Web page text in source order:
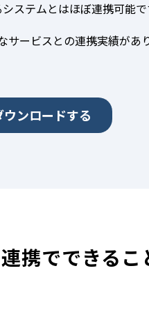
ステムとはほぼ連携可能で
ービスとの連携実績があり
ンロードする
携でできるこ